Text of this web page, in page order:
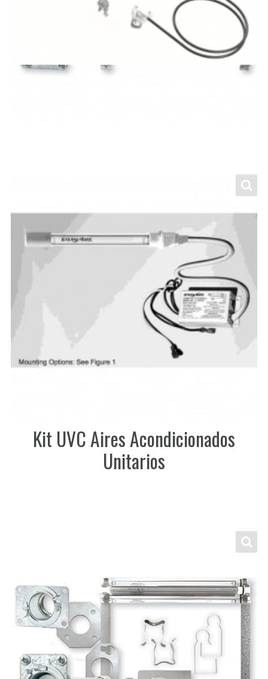
Enhanced UVC Kit – Manejadoras
Kit UVC Aires Acondicionados
Unitarios